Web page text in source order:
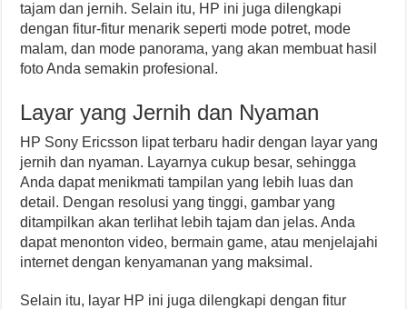
tajam dan jernih. Selain itu, HP ini juga dilengkapi
dengan fitur-fitur menarik seperti mode potret, mode
malam, dan mode panorama, yang akan membuat hasil
foto Anda semakin profesional.
Layar yang Jernih dan Nyaman
HP Sony Ericsson lipat terbaru hadir dengan layar yang
jernih dan nyaman. Layarnya cukup besar, sehingga
Anda dapat menikmati tampilan yang lebih luas dan
detail. Dengan resolusi yang tinggi, gambar yang
ditampilkan akan terlihat lebih tajam dan jelas. Anda
dapat menonton video, bermain game, atau menjelajahi
internet dengan kenyamanan yang maksimal.
Selain itu, layar HP ini juga dilengkapi dengan fitur